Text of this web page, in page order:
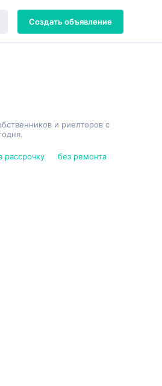
Создать объявление
и риелторов с
рассрочку
без ремонта